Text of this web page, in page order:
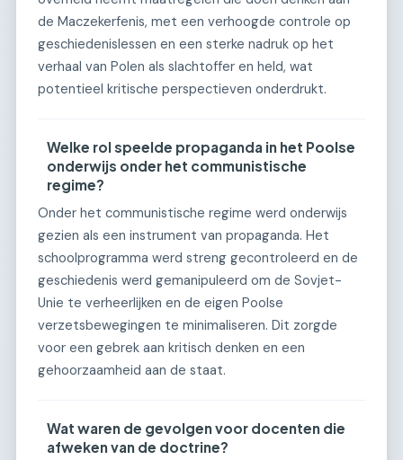
de Maczekerfenis, met een verhoogde controle op
geschiedenislessen en een sterke nadruk op het
verhaal van Polen als slachtoffer en held, wat
potentieel kritische perspectieven onderdrukt.
Welke rol speelde propaganda in het Poolse
onderwijs onder het communistische
regime?
Onder het communistische regime werd onderwijs
gezien als een instrument van propaganda. Het
schoolprogramma werd streng gecontroleerd en de
geschiedenis werd gemanipuleerd om de Sovjet-
Unie te verheerlijken en de eigen Poolse
verzetsbewegingen te minimaliseren. Dit zorgde
voor een gebrek aan kritisch denken en een
gehoorzaamheid aan de staat.
Wat waren de gevolgen voor docenten die
afweken van de doctrine?